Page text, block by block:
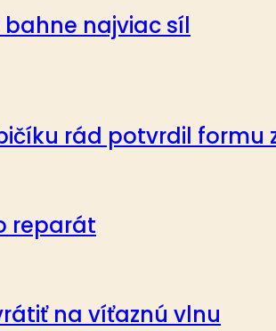
najviac síl
rád potvrdil formu
reparát
na víťaznú vlnu